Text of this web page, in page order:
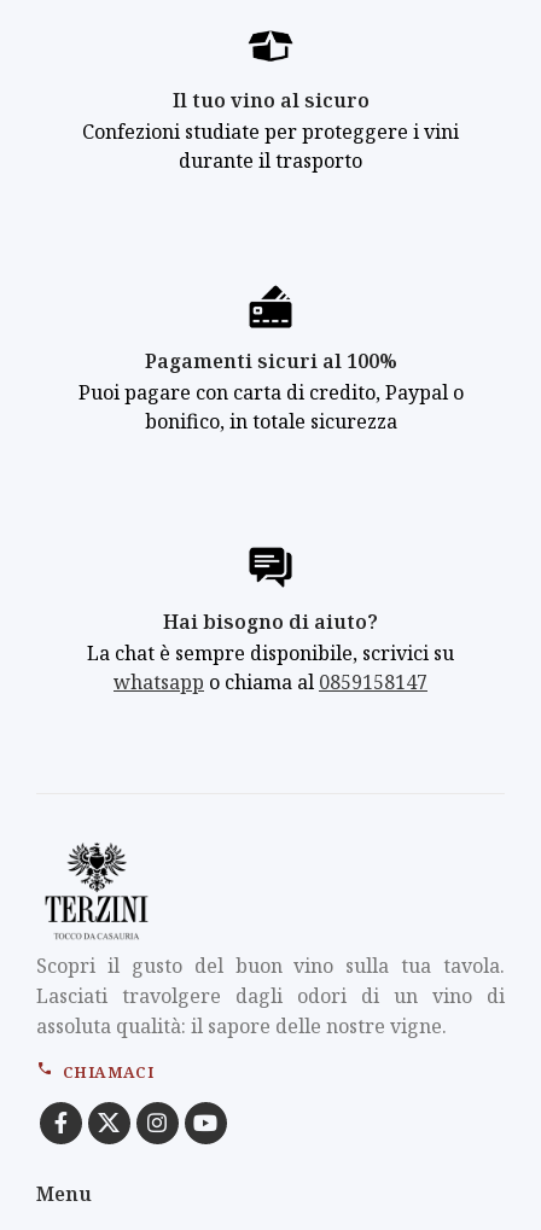
Il tuo vino al sicuro
Confezioni studiate per proteggere i vini
durante il trasporto
Pagamenti sicuri al 100%
Puoi pagare con carta di credito, Paypal o
bonifico, in totale sicurezza
Hai bisogno di aiuto?
La chat è sempre disponibile, scrivici su
whatsapp o chiama al 0859158147
Scopri il gusto del buon vino sulla tua tavola.
Lasciati travolgere dagli odori di un vino di
assoluta qualità: il sapore delle nostre vigne.
CHIAMACI
Menu